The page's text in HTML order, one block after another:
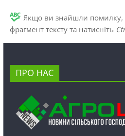
Якщо ви знайшли помилку,
фрагмент тексту та натисніть
ПРО НАС